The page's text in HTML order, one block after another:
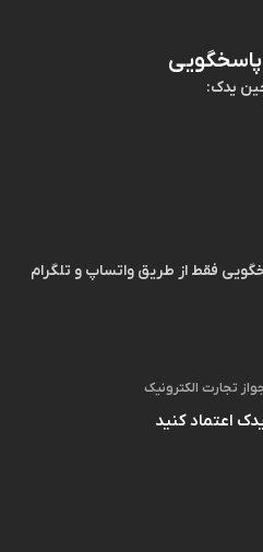
یدک:
فقط از طریق واتساپ و تلگرام
تجارت الکترونیک
اعتماد کنید